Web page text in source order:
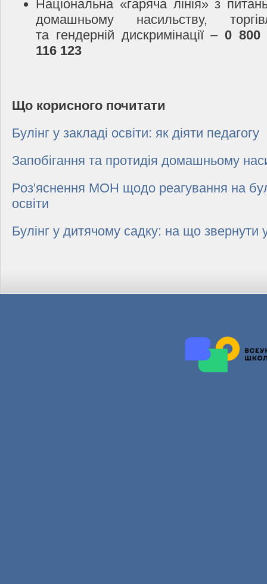
Національна «гаряча лінія» з
домашньому насильству,
та гендерній дискримінації – 0
116 123
Що корисного почитати
Булінг у закладі освіти: як діяти педагогу
Запобігання та протидія домашньому
Роз'яснення МОН щодо реагування на
освіти
Булінг у дитячому садку: на що звернути